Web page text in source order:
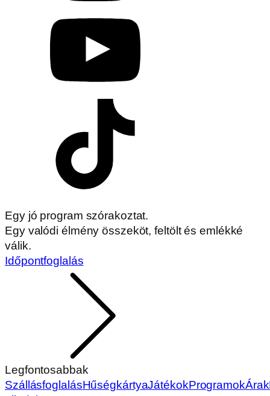
Egy jó program szórakoztat.
Egy valódi élmény összeköt, feltölt és emlékké
válik.
Időpontfoglalás
Legfontosabbak
SzállásfoglalásHűségkártyaJátékokProgramokÁrak